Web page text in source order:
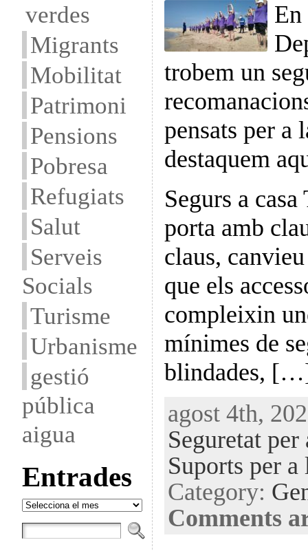
verdes
Migrants
Mobilitat
Patrimoni
Pensions
Pobresa
Refugiats
Salut
Serveis
Socials
Turisme
Urbanisme
gestió
pública
aigua
Entrades
Entrades
En
trobem un
pensats per a
destaquem
Segurs a
porta amb
claus,
que els
compleixin
mínimes de
blindades,
agost 4th,
Seguretat
Suports per a
Category:
Comments